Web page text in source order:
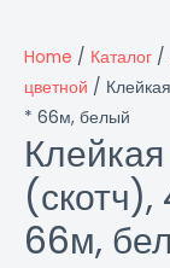
Home / Каталог /
цветной /
* 66м, белый
66м,